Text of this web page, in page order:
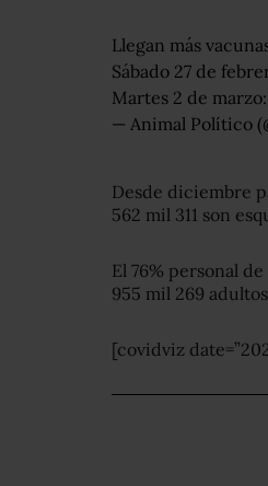
Llegan más
Sábado 27 de
Martes 2 de
— Animal Político
Desde diciembre
562 mil 311 son
El 76% personal
955 mil 269
[covidviz